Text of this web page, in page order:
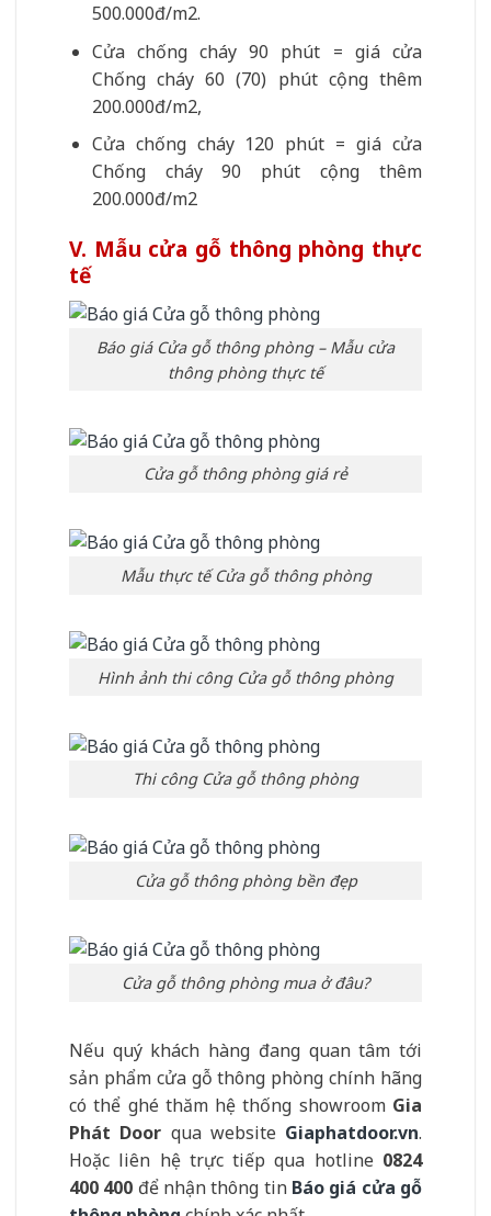
500.000đ/m2.
Cửa chống cháy 90 phút = giá cửa
Chống cháy 60 (70) phút cộng thêm
200.000đ/m2,
Cửa chống cháy 120 phút = giá cửa
Chống cháy 90 phút cộng thêm
200.000đ/m2
V. Mẫu cửa gỗ thông phòng thực
tế
Báo giá Cửa gỗ thông phòng – Mẫu cửa
thông phòng thực tế
Cửa gỗ thông phòng giá rẻ
Mẫu thực tế Cửa gỗ thông phòng
Hình ảnh thi công Cửa gỗ thông phòng
Thi công Cửa gỗ thông phòng
Cửa gỗ thông phòng bền đẹp
Cửa gỗ thông phòng mua ở đâu?
Nếu quý khách hàng đang quan tâm tới
sản phẩm cửa gỗ thông phòng chính hãng
có thể ghé thăm hệ thống showroom Gia
Phát Door qua website Giaphatdoor.vn.
Hoặc liên hệ trực tiếp qua hotline 0824
400 400 để nhận thông tinBáo giá cửa gỗ